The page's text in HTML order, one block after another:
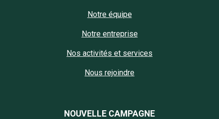
Notre équipe
Notre entreprise
Nos activités et services
Nous rejoindre
NOUVELLE CAMPAGNE